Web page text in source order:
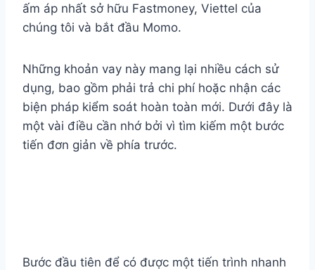
ấm áp nhất sở hữu Fastmoney, Viettel của
chúng tôi và bắt đầu Momo.
Những khoản vay này mang lại nhiều cách sử
dụng, bao gồm phải trả chi phí hoặc nhận các
biện pháp kiểm soát hoàn toàn mới. Dưới đây là
một vài điều cần nhớ bởi vì tìm kiếm một bước
tiến đơn giản về phía trước.
Bước đầu tiên để có được một tiến trình nhanh